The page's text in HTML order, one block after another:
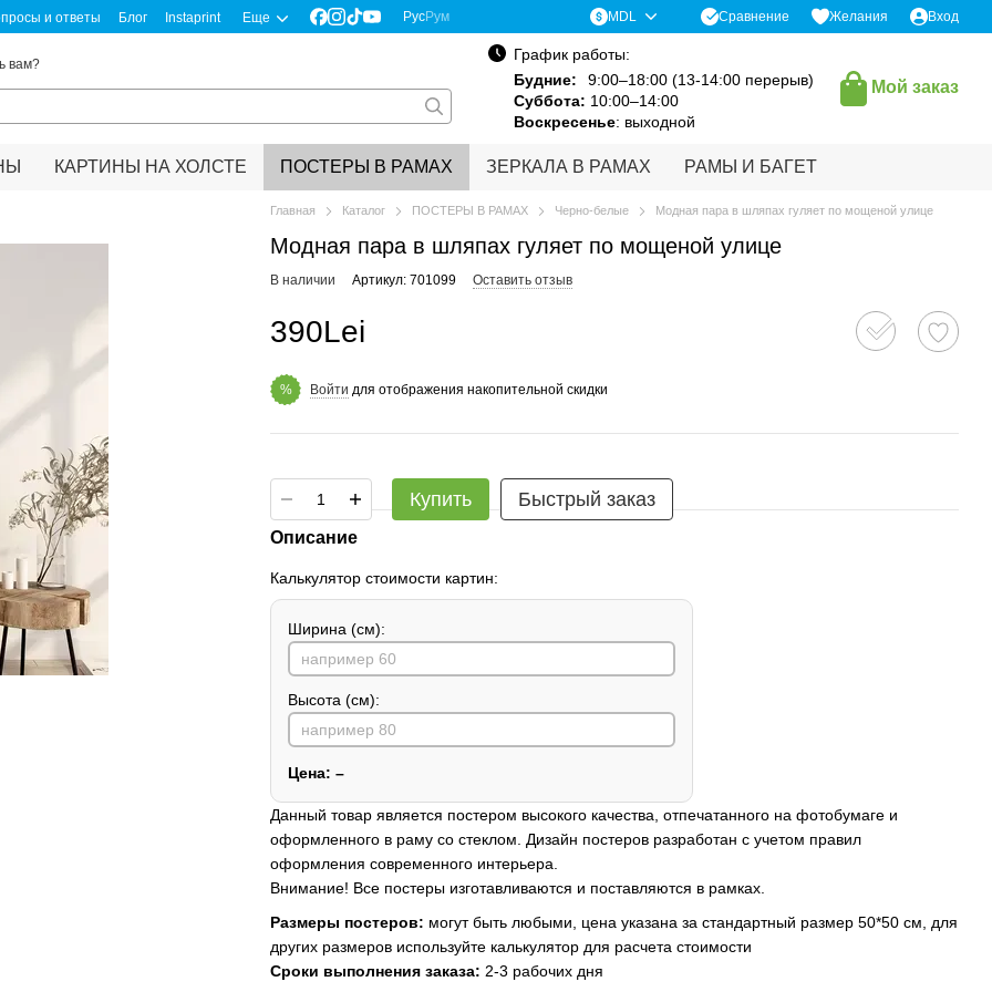
и ответы Блог Instaprint Еще РусРум MDL Сравнение Желания Вход
вам?
График работы:
Будние:
9:00–18:00 (13-14:00 перерыв)
Суббота: 10:00–14:00
Воскресенье: выходной
Мой заказ
КАРТИНЫ НА ХОЛСТЕ ПОСТЕРЫ В РАМАХ ЗЕРКАЛА В РАМАХ РАМЫ И БАГЕТ
Главная Каталог ПОСТЕРЫ В РАМАХ Черно-белые Модная пара в шляпах гуляет по мощеной улице
Модная пара в шляпах гуляет по мощеной улице
В наличии Артикул: 701099 Оставить отзыв
390Lei
% Войти для отображения накопительной скидки
Купить Быстрый заказ
Описание
Калькулятор стоимости картин:
Ширина (см):
Высота (см):
Цена: –
Данный товар является постером высокого качества, отпечатанного на фотобумаге и
оформленного в раму со стеклом. Дизайн постеров разработан с учетом правил
оформления современного интерьера.
Внимание! Все постеры изготавливаются и поставляются в рамках.
Размеры постеров: могут быть любыми, цена указана за стандартный размер 50*50 см, для
других размеров используйте калькулятор для расчета стоимости
Сроки выполнения заказа: 2-3 рабочих дня